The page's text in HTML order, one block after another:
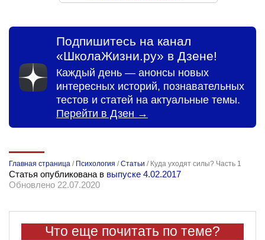
Подпишитесь на канал
«ШколаЖизни.ру» в Дзене!
Каждый день — анонсы новых
интересных историй, познавательных
тестов и статей на актуальные темы.
Перейти в Дзен →
Главная страница / Психология /Статьи / Куда уходят силы? Часть 1
Статья опубликована в выпуске 4.02.2017
Обновлено 22.07.2020
Что еще почитать по теме?